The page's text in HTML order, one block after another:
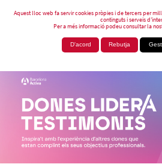
Aquest lloc web fa servir cookies pròpies i de tercers per
continguts i serveis
Per a més informació podeu consultar la
D'acord Rebutja